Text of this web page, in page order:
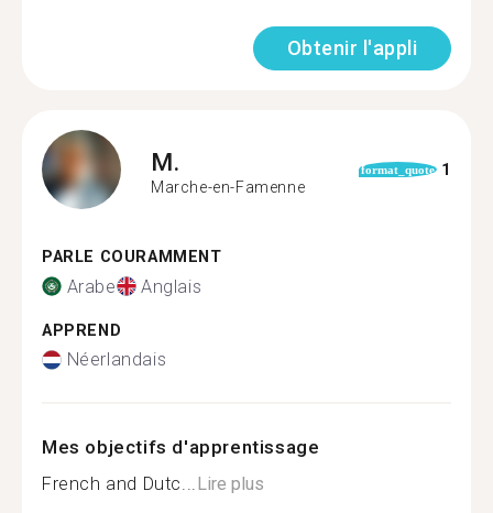
Obtenir l'appli
M.
Marche-en-Famenne
format_quote 1
PARLE COURAMMENT
Arabe Anglais
APPREND
Néerlandais
Mes objectifs d'apprentissage
French and Dutc...Lire plus